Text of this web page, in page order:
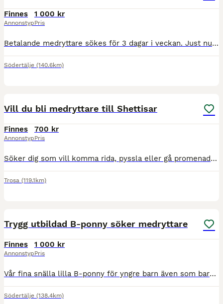
Finnes
Annonstyp
1 000 kr
Pris
Betalande medryttare sökes för 3 dagar i veckan. Just nu behöver han jobba mycket i skritt för att bygga upp muskler sakta. Ser helst att man även tar 1 - 2 ridlektioner i månaden men inga måsten.. D
Södertälje (140.6km)
Vill du bli medryttare till Shettisar
Finnes
Annonstyp
700 kr
Pris
Söker dig som vill komma rida, pyssla eller gå promenader med små ponnysar. Mankhöjd lilla ca 90 större 100 cm. Ge ditt barn en första kontakt med en snäll ponny. Mycket snälla mot barn att hantera
Trosa (119.1km)
Trygg utbildad B-ponny söker medryttare
Finnes
Annonstyp
1 000 kr
Pris
Vår fina snälla lilla B-ponny för yngre barn även som barn kan rida själva på utan bus - söker nu en liten ny medryttare som vill få en trygg första upplevelse med hästar och lära sig rida eller ett
Södertälje (138.4km)